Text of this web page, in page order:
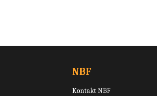
NBF
Kontakt NBF